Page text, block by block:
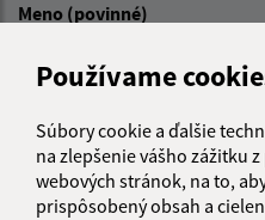
Používame
Súbory cookie a ďalšie
na zlepšenie vášho zážitku
webových stránok, na to,
prispôsobený obsah a
Meno (povinné)
Text vašej správy (povinné)